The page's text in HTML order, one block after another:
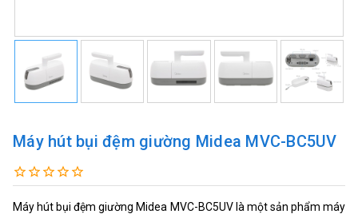
Máy hút bụi đệm giường Midea MVC-BC5UV
Máy hút bụi đệm giường Midea MVC-BC5UV là một sản phẩm máy